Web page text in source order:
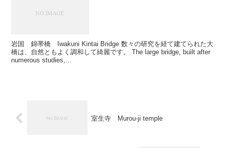
岩国 錦帯橋 Iwakuni Kintai Bridge 数々の研究を経て建てられた大
橋は、自然ともよく調和して綺麗です。 The large bridge, built after
numerous studies,...
室生寺 Murou-ji temple